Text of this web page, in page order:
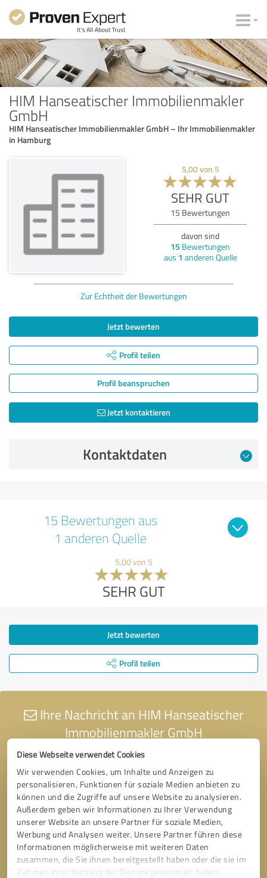
Diese Webseite verwendet Cookies
Wir verwenden Cookies, um Inhalte und Anzeigen zu
personalisieren, Funktionen für soziale Medien anbieten zu
können und die Zugriffe auf unsere Website zu analysieren.
Außerdem geben wir Informationen zu Ihrer Verwendung
unserer Website an unsere Partner für soziale Medien,
Werbung und Analysen weiter. Unsere Partner führen diese
Informationen möglicherweise mit weiteren Daten
zusammen, die Sie ihnen bereitgestellt haben oder die sie im
Rahmen Ihrer Nutzung der Dienste gesammelt haben.
HIM Hanseatischer Immobilienmakler
GmbH
HIM Hanseatischer Immobilienmakler GmbH – Ihr Immobilienmakler
in Hamburg
5,00von 5
SEHR GUT
15 Bewertungen
davon sind
15 Bewertungen
aus 1 anderen Quelle
Zur Echtheit der Bewertungen
Jetzt bewerten
Profil teilen
Profil beanspruchen
Jetzt kontaktieren
Kontaktdaten
15 Bewertungen aus
1 anderen Quelle
5,00 von 5
SEHR GUT
Jetzt bewerten
Profil teilen
Ihre Nachricht an HIM Hanseatischer
Immobilienmakler GmbH